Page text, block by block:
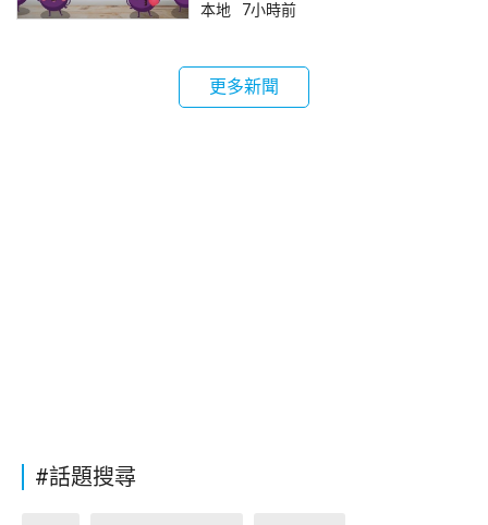
本地 7小時前
更多新聞
#話題搜尋